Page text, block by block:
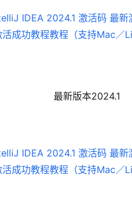
最新版本2024.1